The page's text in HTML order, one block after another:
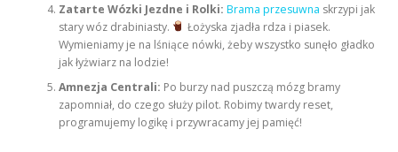
Zatarte Wózki Jezdne i Rolki: Brama przesuwna skrzypi jak
stary wóz drabiniasty.
Łożyska zjadła rdza i piasek.
Wymieniamy je na lśniące nówki, żeby wszystko sunęło gładko
jak łyżwiarz na lodzie!
Amnezja Centrali: Po burzy nad puszczą mózg bramy
zapomniał, do czego służy pilot. Robimy twardy reset,
programujemy logikę i przywracamy jej pamięć!